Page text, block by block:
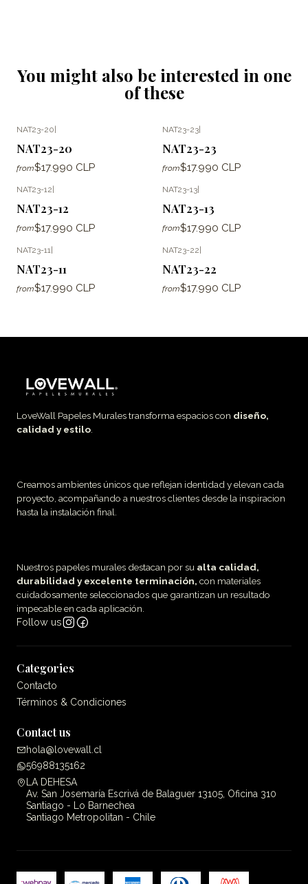
You might also be interested in one
of these
NAT23-20
NAT23-20
from$17.990 CLP
NAT23-23
NAT23-23
from$17.990 CLP
NAT23-12
NAT23-12
from$17.990 CLP
NAT23-13
NAT23-13
from$17.990 CLP
NAT23-11 |
NAT23-11
from$17.990 CLP
NAT23-22|
NAT23-22
from$17.990 CLP
LoveWall Papeles Murales transforma espacios con diseño,
calidad y estilo
Creamos ambientes únicos que reflejan identidad y elevan cada
proyecto, acompañando a nuestros clientes desde la inspiracion
hasta la instalación final.
Nuestros papeles murales destacan por su alta calidad,
durabilidad y excelente terminación, con materiales
cuidadosamente seleccionados que garantizan un resultado
impecable en cada aplicación.
Follow us
Categories
Contacto
Términos & Condiciones
Contact us
hola@lovewall.cl
56988135162
LA DEHESA
Av. San Josemaría Escrivá de Balaguer 13105, Oficina 310
Santiago - Lo Barnechea
Santiago Metropolitan - Chile